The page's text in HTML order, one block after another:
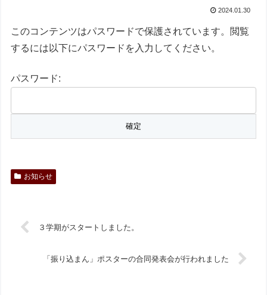
2024.01.30
このコンテンツはパスワードで保護されています。閲覧
するには以下にパスワードを入力してください。
パスワード:
お知らせ
３学期がスタートしました。
「振り込まん」ポスターの合同発表会が行われました